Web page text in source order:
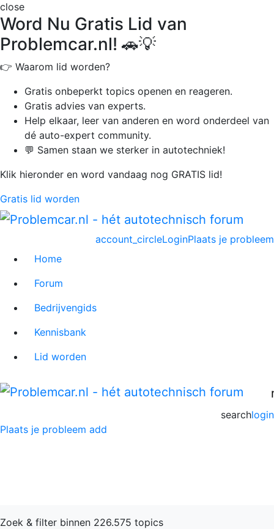
close
Word Nu Gratis Lid van
Problemcar.nl! 🚗💡
👉 Waarom lid worden?
Gratis onbeperkt topics openen en reageren.
Gratis advies van experts.
Help elkaar, leer van anderen en word onderdeel van
dé auto-expert community.
💬 Samen staan we sterker in autotechniek!
Klik hieronder en word vandaag nog GRATIS lid!
Gratis lid worden
Plaats je probleem
account_circleLogin
Home
Forum
Bedrijvengids
Kennisbank
Lid worden
login
search
Plaats je probleem add
Zoek & filter binnen 226.575 topics